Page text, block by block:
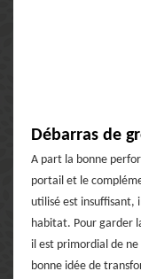
Débarras de
A part la bonne
portail et le
utilisé est insuffisant,
habitat. Pour garder
il est primordial de ne
bonne idée de